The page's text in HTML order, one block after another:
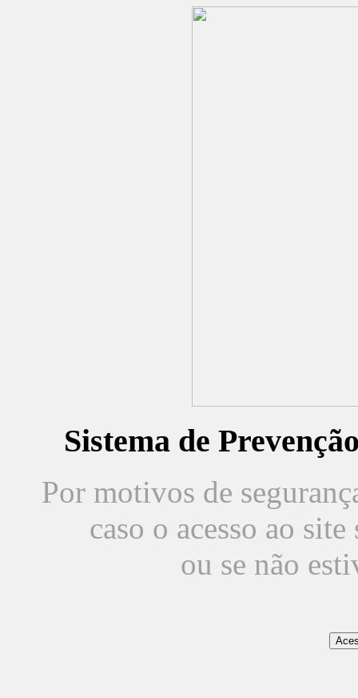
Sistema de
Por motivos de
caso o acesso ao
ou se não